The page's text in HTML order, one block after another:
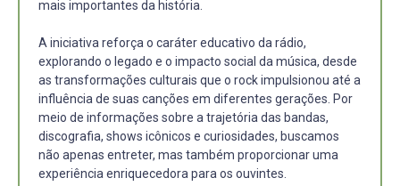
mais importantes da história.
A iniciativa reforça o caráter educativo da rádio,
explorando o legado e o impacto social da música, desde
as transformações culturais que o rock impulsionou até a
influência de suas canções em diferentes gerações. Por
meio de informações sobre a trajetória das bandas,
discografia, shows icônicos e curiosidades, buscamos
não apenas entreter, mas também proporcionar uma
experiência enriquecedora para os ouvintes.